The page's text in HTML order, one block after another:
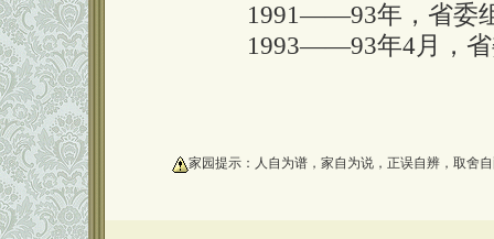
1991——93年，省委组
1993——93年4月，省
家园提示：人自为谱，家自为说，正误自辨，取舍